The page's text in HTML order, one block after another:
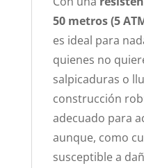
50 metros (5
es ideal para
quienes no
salpicaduras o
construcción
adecuado para
aunque, como
susceptible a